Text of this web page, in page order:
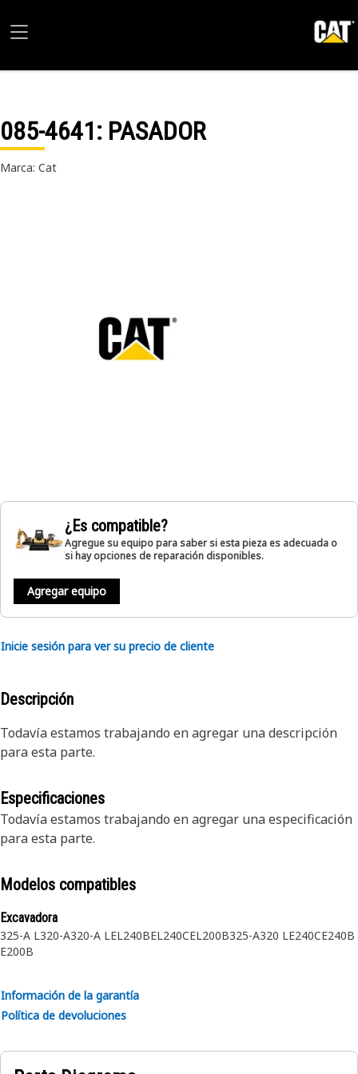
085-4641: PASADOR
Marca: Cat
¿Es compatible?
Agregue su equipo para saber si esta pieza es adecuada o
si hay opciones de reparación disponibles.
Agregar equipo
Inicie sesión para ver su precio de cliente
Descripción
Todavía estamos trabajando en agregar una descripción
para esta parte.
Especificaciones
Todavía estamos trabajando en agregar una especificación
para esta parte.
Modelos compatibles
Excavadora
325-A L320-A320-A LEL240BEL240CEL200B325-A320 LE240CE240B
E200B
Información de la garantía
Política de devoluciones